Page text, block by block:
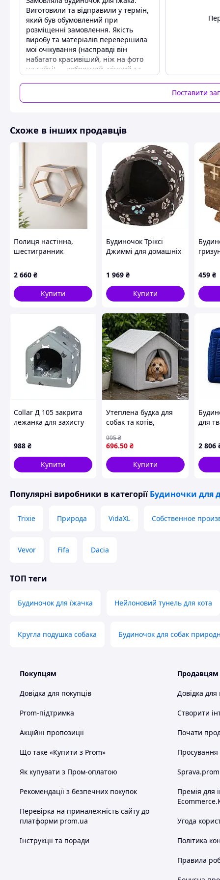
Виготовили та відправили у термін,
який був обумовлений при
розміщенні замовлення. Якість
виробу та матеріалів перевершила
мої очікування (насправді він
набагато красивіший, ніж на фото
на сайті) — добротний, міцний та
Недоліки
немає
Поставити
Схоже в інших продавців
Полиця настінна,
шестигранник
антикігтевим
покриттям Код/
Артикул 0002530
2 660 ₴
Купити
Будиночок Тріксі
Джиммі для домашніх
см 8P864869E
1 969 ₴
Купити
см
459 ₴
Collar Д 105 закрита
лежанка для захисту
988 ₴
Купити
Утеплена будка для
собак та котів,
Вуличний будиночок
для собаки /
Термобудка для котів
696.50 ₴
995₴
Купити
для
синій
2 806
Популярні виробники в категорії Будиночки для
Trixie Природа VidaXL Собственное
Vevor Fifa Dacia
ТОП теги
Будиночок для їжачка Нейлоновий тунель для кота
Кругла подушка собака Будиночок для собак
Покупцям
Довідка для покупців
Prom-підтримка
Акційні пропозиції
Що таке «Купити з Prom»
Як купувати з Пром-оплатою
Рекомендації з безпечних покупок
Перевірка на приналежність сайту до
платформи prom.ua
Інструкції та поради
Продавцям
Довідка для
Створити
Почати
Просування
Премія для
Угода
Політика
Правила